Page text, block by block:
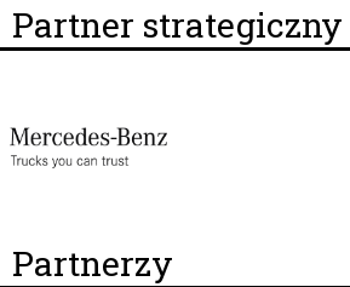
Partner strategiczny
Partnerzy